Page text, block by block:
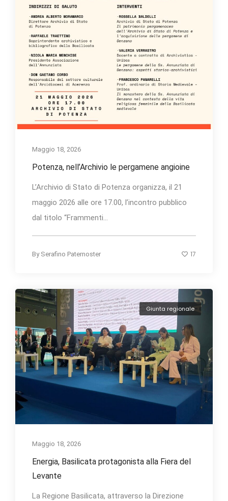
Maggio 18, 2026
Potenza, nell’Archivio le pergamene angioine
L’Archivio di Stato di Potenza organizza, il 21
maggio 2026 alle ore 17.00, l’incontro pubblico
dal titolo “Frammenti...
By Serafino Paternoster 17
Giunta regionale
Maggio 18, 2026
Energia, Basilicata protagonista alla Fiera del
Levante
La Regione Basilicata, attraverso la Direzione